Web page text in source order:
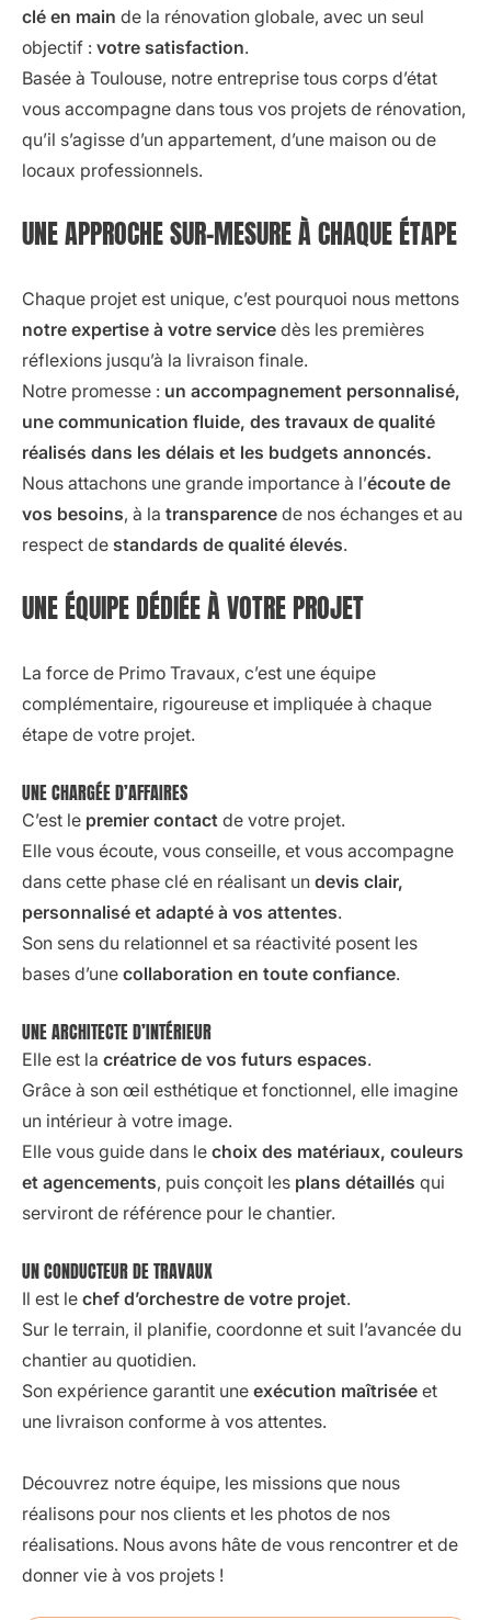
clé en main de la rénovation globale, avec un seul
objectif : votre satisfaction.
Basée à Toulouse, notre entreprise tous corps d’état
vous accompagne dans tous vos projets de rénovation,
qu’il s’agisse d’un appartement, d’une maison ou de
locaux professionnels.
UNE APPROCHE SUR-MESURE À CHAQUE ÉTAPE
Chaque projet est unique, c’est pourquoi nous mettons
notre expertise à votre service dès les premières
réflexions jusqu’à la livraison finale.
Notre promesse : un accompagnement personnalisé,
une communication fluide, des travaux de qualité
réalisés dans les délais et les budgets annoncés.
Nous attachons une grande importance à l’écoute de
vos besoins, à la transparence de nos échanges et au
respect de standards de qualité élevés.
UNE ÉQUIPE DÉDIÉE À VOTRE PROJET
La force de Primo Travaux, c’est une équipe
complémentaire, rigoureuse et impliquée à chaque
étape de votre projet.
UNE CHARGÉE D’AFFAIRES
C’est le premier contact de votre projet.
Elle vous écoute, vous conseille, et vous accompagne
dans cette phase clé en réalisant un devis clair,
personnalisé et adapté à vos attentes.
Son sens du relationnel et sa réactivité posent les
bases d’une collaboration en toute confiance.
UNE ARCHITECTE D’INTÉRIEUR
Elle est la créatrice de vos futurs espaces.
Grâce à son œil esthétique et fonctionnel, elle imagine
un intérieur à votre image.
Elle vous guide dans le choix des matériaux, couleurs
et agencements, puis conçoit les plans détaillés qui
serviront de référence pour le chantier.
UN CONDUCTEUR DE TRAVAUX
Il est le chef d’orchestre de votre projet.
Sur le terrain, il planifie, coordonne et suit l’avancée du
chantier au quotidien.
Son expérience garantit une exécution maîtrisée et
une livraison conforme à vos attentes.
Découvrez notre équipe, les missions que nous
réalisons pour nos clients et les photos de nos
réalisations. Nous avons hâte de vous rencontrer et de
donner vie à vos projets !